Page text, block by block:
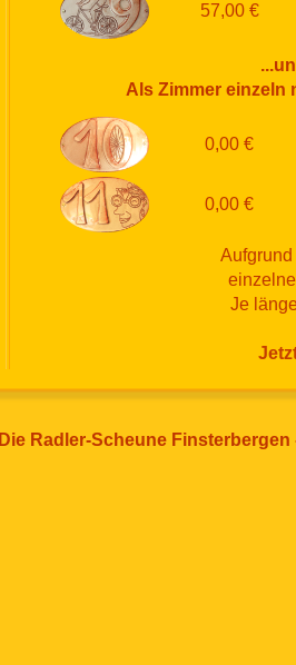
57,00 €
Als Zimmer einzeln
0,00 €
0,00 €
Je
Die Radler-Scheune